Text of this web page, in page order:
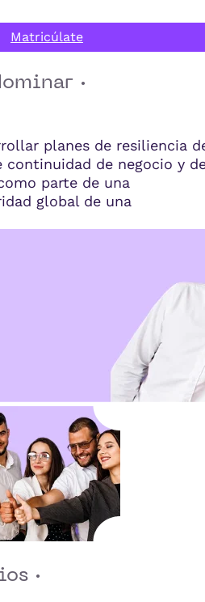
Matricúlate
·
planes de resiliencia
de negocio y
parte de una
global de una
·